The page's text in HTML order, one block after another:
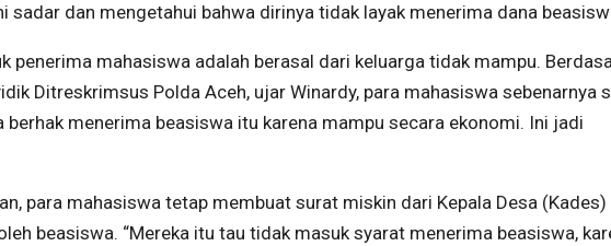
sadar dan mengetahui bahwa dirinya tidak layak menerima dana
penerima mahasiswa adalah berasal dari keluarga tidak mampu.
Ditreskrimsus Polda Aceh, ujar Winardy, para mahasiswa sebenarnya
menerima beasiswa itu karena mampu secara ekonomi. Ini jadi
para mahasiswa tetap membuat surat miskin dari Kepala Desa (Kades)
beasiswa. “Mereka itu tau tidak masuk syarat menerima beasiswa,